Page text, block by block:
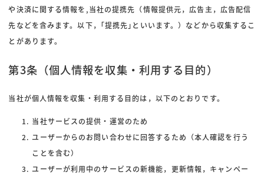
や決済に関する情報を,当社の提携先（情報提供元，広告主，広告配信
先などを含みます。以下，｢提携先｣といいます。）などから収集するこ
とがあります。
第3条（個人情報を収集・利用する目的）
当社が個人情報を収集・利用する目的は，以下のとおりです。
当社サービスの提供・運営のため
ユーザーからのお問い合わせに回答するため（本人確認を行う
ことを含む）
ユーザーが利用中のサービスの新機能，更新情報，キャンペー